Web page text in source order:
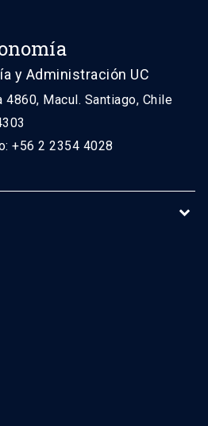
y Administración UC
4860, Macul. Santiago, Chile
+56 2 2354 4028